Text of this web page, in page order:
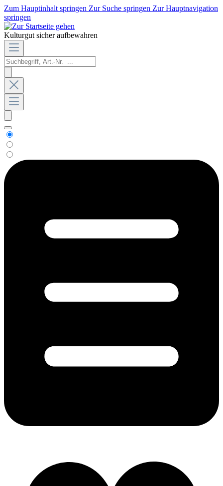
Zum Hauptinhalt springen Zur Suche springen Zur Hauptnavigation
springen
Kulturgut sicher aufbewahren